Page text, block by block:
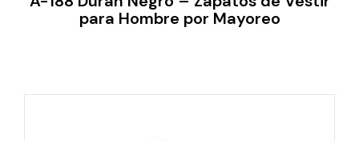
para Hombre por Mayoreo